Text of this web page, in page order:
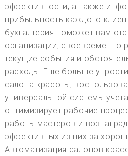
эффективности, а также
прибыльность каждого
бухгалтерия поможет вам
организации, своевременно
текущие события и
расходы. Еще больше
салона красоты,
универсальной системы
оптимизирует рабочие
работы мастеров и
эффективных из них за
Автоматизация салонов